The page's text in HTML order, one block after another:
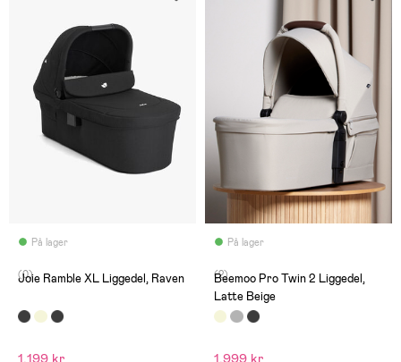
På lager
(0)
Joie Ramble XL Liggedel, Raven
1.199 kr
På lager
(2)
Beemoo Pro Twin 2 Liggedel,
Latte Beige
1.999 kr